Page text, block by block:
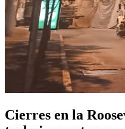
Cierres en la